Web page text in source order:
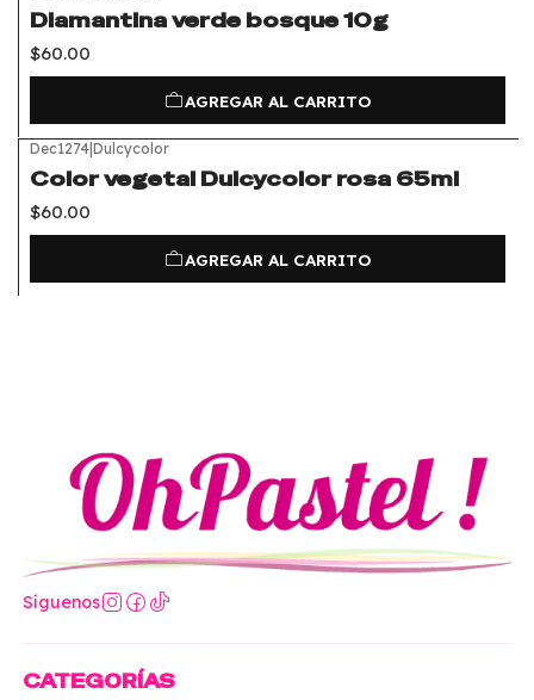
Diamantina verde bosque 10g
$60.00
AGREGAR AL CARRITO
Dec1274|Dulcycolor
Color vegetal Dulcycolor rosa 65ml
$60.00
AGREGAR AL CARRITO
Síguenos
CATEGORÍAS